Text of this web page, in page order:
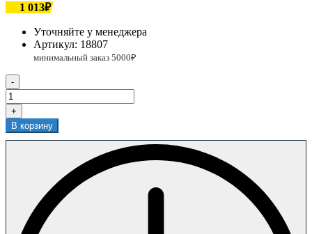
1 013₽
Уточняйте у менеджера
Артикул: 18807
-
+
В корзину